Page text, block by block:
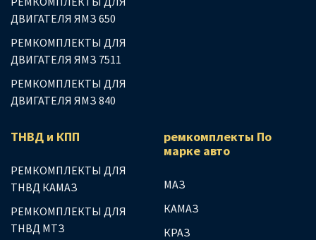
ДВИГАТЕЛЯ ЯМЗ 650
РЕМКОМПЛЕКТЫ ДЛЯ
ДВИГАТЕЛЯ ЯМЗ 7511
РЕМКОМПЛЕКТЫ ДЛЯ
ДВИГАТЕЛЯ ЯМЗ 840
ТНВД и КПП
РЕМКОМПЛЕКТЫ ДЛЯ
ТНВД КАМАЗ
РЕМКОМПЛЕКТЫ ДЛЯ
ТНВД МТЗ
ремкомплекты По
марке авто
МАЗ
КАМАЗ
КРАЗ